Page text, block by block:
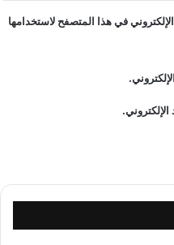
في هذا المتصفح لاستخدامها